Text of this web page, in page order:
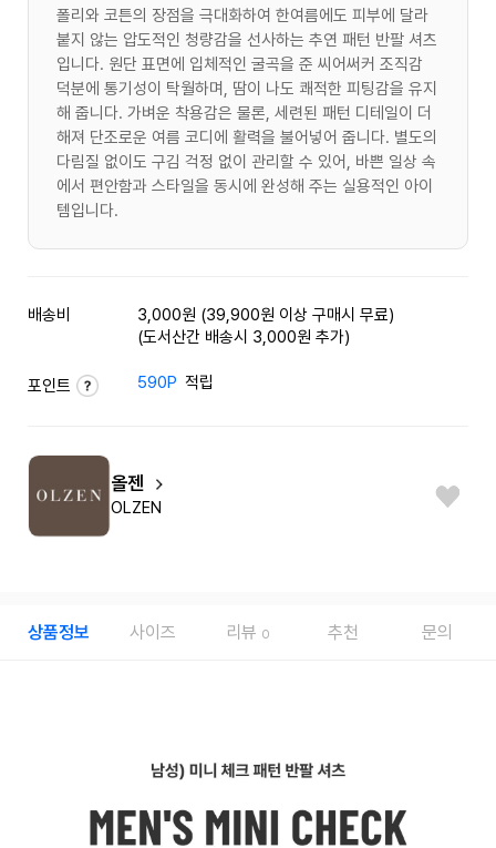
폴리와 코튼의 장점을 극대화하여 한여름에도 피부에 달라
붙지 않는 압도적인 청량감을 선사하는 추연 패턴 반팔 셔츠
입니다. 원단 표면에 입체적인 굴곡을 준 씨어써커 조직감
덕분에 통기성이 탁월하며, 땀이 나도 쾌적한 피팅감을 유지
해 줍니다. 가벼운 착용감은 물론, 세련된 패턴 디테일이 더
해져 단조로운 여름 코디에 활력을 불어넣어 줍니다. 별도의
다림질 없이도 구김 걱정 없이 관리할 수 있어, 바쁜 일상 속
에서 편안함과 스타일을 동시에 완성해 주는 실용적인 아이
템입니다.
배송비
3,000원 (39,900원 이상 구매시 무료)
(도서산간 배송시 3,000원 추가)
포인트 590P 적립
올젠
OLZEN
상품정보 사이즈 리뷰 0 추천 문의